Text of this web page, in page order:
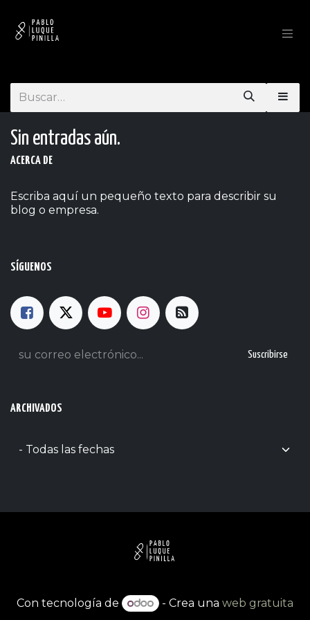
Sin entradas aún.
ACERCA DE
Escriba aquí un pequeño texto para describir su
blog o empresa.
SÍGUENOS
Suscribirse
ARCHIVADOS
Con tecnología de - Crea unaweb gratuita